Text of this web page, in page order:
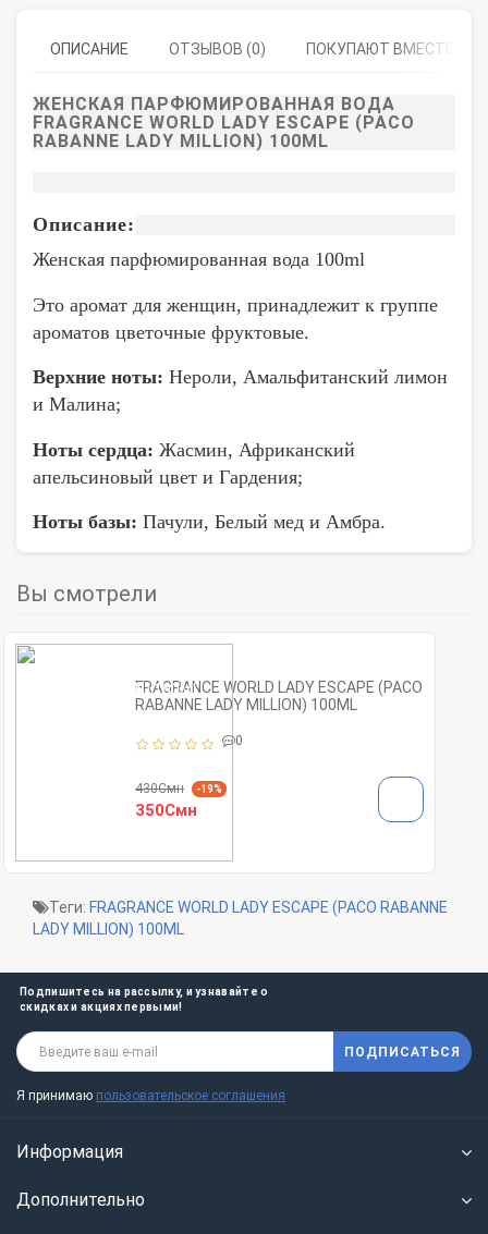
ОПИСАНИЕ ОТЗЫВОВ (0) ПОКУПАЮТ ВМЕСТЕ
ЖЕНСКАЯ ПАРФЮМИРОВАННАЯ ВОДА
FRAGRANCE WORLD LADY ESCAPE (PACO
RABANNE LADY MILLION) 100ML
Описание:
Женская парфюмированная вода 100ml
Это аромат для женщин, принадлежит к группе
ароматов цветочные фруктовые.
Верхние ноты: Нероли, Амальфитанский лимон
и Малина;
Ноты сердца: Жасмин, Африканский
апельсиновый цвет и Гардения;
Ноты базы: Пачули, Белый мед и Амбра.
Вы смотрели
FRAGRANCE WORLD LADY ESCAPE (PACO
RABANNE LADY MILLION) 100ML
0
430Смн -19%
350Смн
Теги: FRAGRANCE WORLD LADY ESCAPE (PACO RABANNE
LADY MILLION) 100ML
Подпишитесь на рассылку, и узнавайте о
скидках и акциях первыми!
ПОДПИСАТЬСЯ
Я принимаю пользовательское соглашения
Информация
Дополнительно